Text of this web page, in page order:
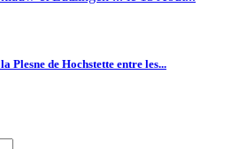
Plesne de Hochstette entre les...